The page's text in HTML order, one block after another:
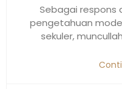
Sebagai respons
pengetahuan
sekuler,